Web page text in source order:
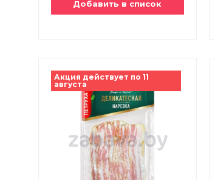
Добавить в список
Акция действует по 11
августа